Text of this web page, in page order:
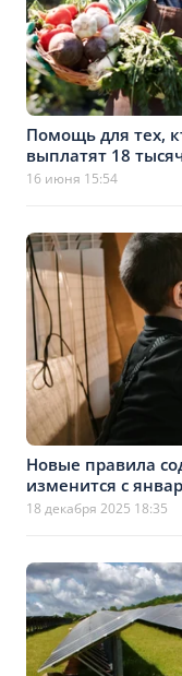
Помощь для тех,
выплатят 18
16 июня 15:54
Новые правила
изменится с
18 декабря 2025 18:35